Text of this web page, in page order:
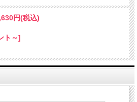
円(税込)
ト～]